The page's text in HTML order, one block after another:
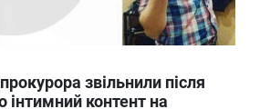
звільнили після
інтимний контент на